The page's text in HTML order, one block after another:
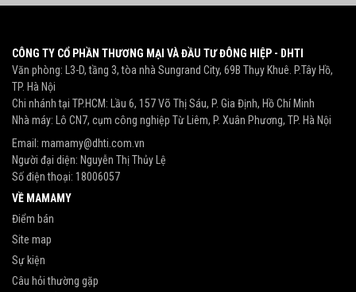
CÔNG TY CỔ PHẦN THƯƠNG MẠI VÀ ĐẦU TƯ ĐÔNG HIỆP - DHTI
Văn phòng: L3-D, tầng 3, tòa nhà Sungrand City, 69B Thụy Khuê. P.Tây Hồ,
TP. Hà Nội
Chi nhánh tại TP.HCM: Lầu 6, 157 Võ Thị Sáu, P. Gia Định, Hồ Chí Minh
Nhà máy: Lô CN7, cụm công nghiệp Từ Liêm, P. Xuân Phương, TP. Hà Nội
Email: mamamy@dhti.com.vn
Người đại diện: Nguyễn Thị Thủy Lệ
Số điện thoại: 18006057
VỀ MAMAMY
Điểm bán
Site map
Sự kiện
Câu hỏi thường gặp